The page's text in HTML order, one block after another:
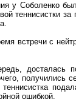
у Соболенко
теннисистки
встречи с
досталась
получились
ошибкой.